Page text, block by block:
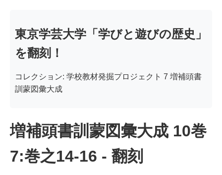
東京学芸大学「学びと遊びの歴史」
を翻刻！
コレクション: 学校教材発掘プロジェクト 7 増補頭書
訓蒙図彙大成
増補頭書訓蒙図彙大成 10巻
7:巻之14-16 - 翻刻